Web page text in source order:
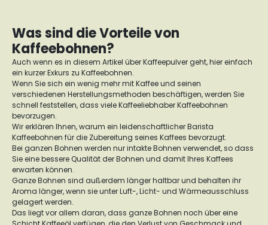
Was sind die Vorteile von
Kaffeebohnen?
Auch wenn es in diesem Artikel über Kaffeepulver geht, hier einfach
ein kurzer Exkurs zu Kaffeebohnen.
Wenn Sie sich ein wenig mehr mit Kaffee und seinen
verschiedenen Herstellungsmethoden beschäftigen, werden Sie
schnell feststellen, dass viele Kaffeeliebhaber Kaffeebohnen
bevorzugen.
Wir erklären Ihnen, warum ein leidenschaftlicher Barista
Kaffeebohnen für die Zubereitung seines Kaffees bevorzugt.
Bei ganzen Bohnen werden nur intakte Bohnen verwendet, so dass
Sie eine bessere Qualität der Bohnen und damit Ihres Kaffees
erwarten können.
Ganze Bohnen sind außerdem länger haltbar und behalten ihr
Aroma länger, wenn sie unter Luft-, Licht- und Wärmeausschluss
gelagert werden.
Das liegt vor allem daran, dass ganze Bohnen noch über eine